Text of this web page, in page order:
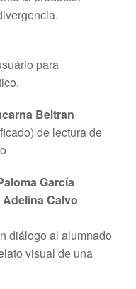
para
Beltran
de lectura de
García
Adelina Calvo
diálogo al alumnado
visual de una